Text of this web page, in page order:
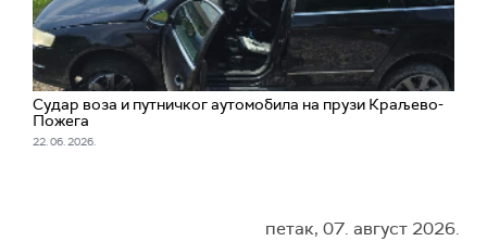
Судар воза и путничког аутомобила на прузи Краљево-
Пожега
22. 06. 2026.
петак, 07. август 2026.